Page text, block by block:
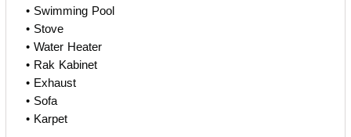
️ • Swimming Pool
️ • Stove
️ • Water Heater
️ • Rak Kabinet
️ • Exhaust
️ • Sofa
️ • Karpet